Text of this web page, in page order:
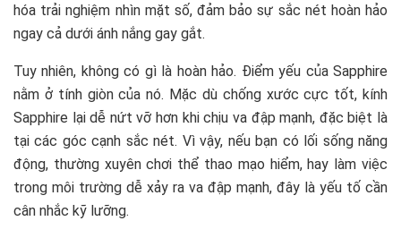
hóa trải nghiệm nhìn mặt số, đảm bảo sự sắc nét hoàn hảo
ngay cả dưới ánh nắng gay gắt.
Tuy nhiên, không có gì là hoàn hảo. Điểm yếu của Sapphire
nằm ở tính giòn của nó. Mặc dù chống xước cực tốt, kính
Sapphire lại dễ nứt vỡ hơn khi chịu va đập mạnh, đặc biệt là
tại các góc cạnh sắc nét. Vì vậy, nếu bạn có lối sống năng
động, thường xuyên chơi thể thao mạo hiểm, hay làm việc
trong môi trường dễ xảy ra va đập mạnh, đây là yếu tố cần
cân nhắc kỹ lưỡng.